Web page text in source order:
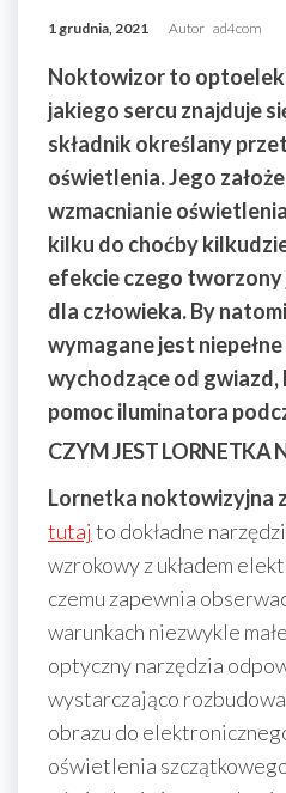
1 grudnia, 2021 Autor ad4com
Noktowizor to
jakiego sercu znajduje
składnik określany
oświetlenia. Jego
wzmacnianie
kilku do choćby
efekcie czego
dla człowieka. By
wymagane jest
wychodzące od gwiazd,
pomoc iluminatora
CZYM JEST LORNETKA
Lornetka noktowizyjna
tutaj to dokładne
wzrokowy z układem
czemu zapewnia
warunkach niezwykle
optyczny narzędzia
wystarczająco
obrazu do
oświetlenia